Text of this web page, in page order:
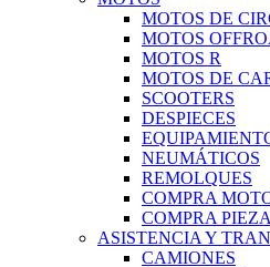
MOTOS DE
MOTOS
MOTOS R
MOTOS DE
SCOOTERS
DESPIECES
NEUMÁTICOS
REMOLQUES
COMPRA
COMPRA
ASISTENCIA Y
CAMIONES